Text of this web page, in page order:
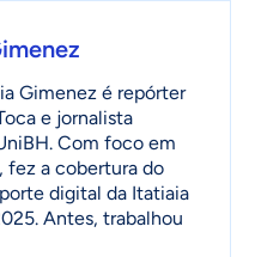
Gimenez é repórter
e jornalista
Com foco em
fez a cobertura do
digital da Itatiaia
Antes, trabalhou